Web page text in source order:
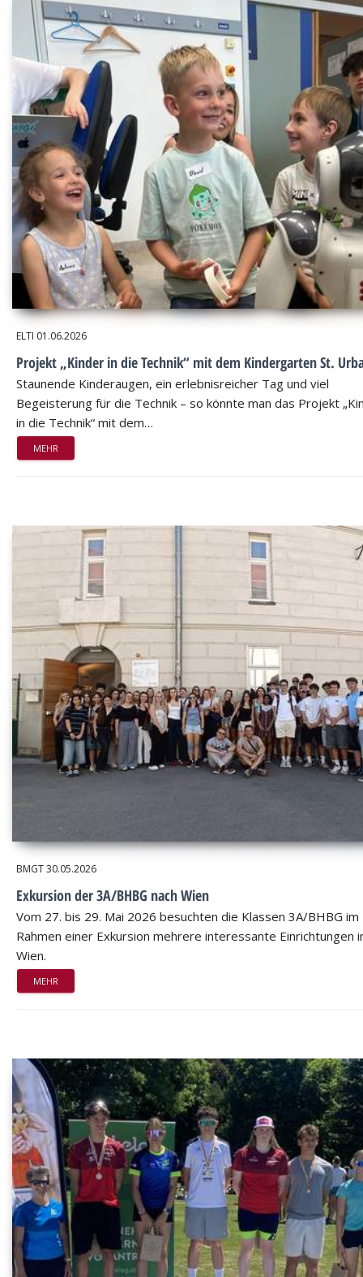
ELTI 01.06.2026
Projekt „Kinder in die Technik“ mit dem Kindergarten St.
Staunende Kinderaugen, ein erlebnisreicher Tag und viel
Begeisterung für die Technik – so könnte man das Projekt
in die Technik“ mit dem…
MEHR
BMGT30.05.2026
Exkursion der 3A/BHBG nach Wien
Vom 27. bis 29. Mai 2026 besuchten die Klassen 3A/BHBG im
Rahmen einer Exkursion mehrere interessante Einrichtungen
Wien.
MEHR